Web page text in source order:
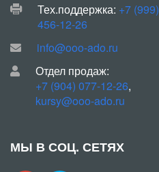
Тех.поддержка: +7 (999)
456-12-26
info@ooo-ado.ru
Отдел продаж:
+7 (904) 077-12-26,
kursy@ooo-ado.ru
МЫ В СОЦ. СЕТЯХ